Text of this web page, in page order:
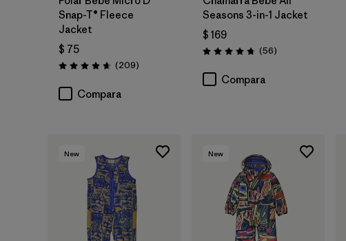
Snap-T® Fleece
Jacket
$ 75
Valoración: 4.7 / 5
(209Comentarios
)
Compara
Seasons 3-in-1 Jacket
$ 169
Valoración: 4.8 / 5
(56Comentarios
)
Compara
New New